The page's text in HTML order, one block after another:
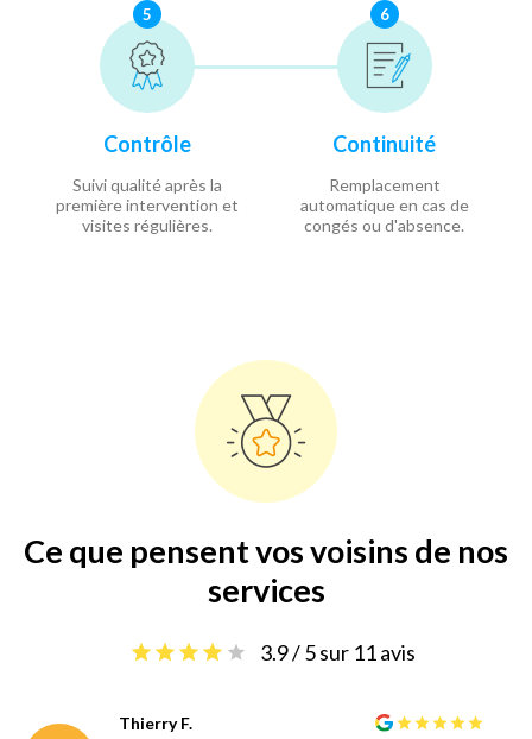
5
Contrôle
Suivi qualité après la
première intervention et
visites régulières.
6
Continuité
Remplacement
automatique en cas de
congés ou d'absence.
Ce que pensent vos voisins de nos
services
3.9 / 5 sur 11 avis
Thierry F.